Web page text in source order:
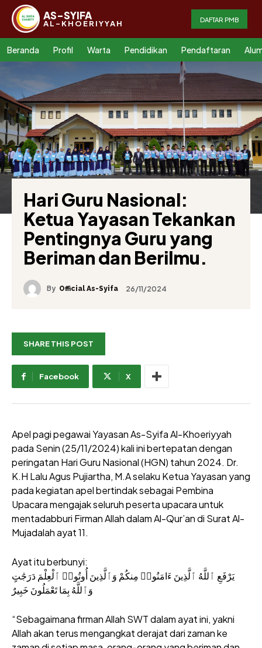
AS-SYIFA
AL-KHOERIYYAH DAFTAR PMB
Beranda Profil Warta Pendidikan Pendaftaran
Hari Guru Nasional:
Ketua Yayasan Tekankan
Pentingnya Guru yang
Beriman dan Berilmu.
By Official As-Syifa 26/11/2024
SHARE THIS POST
Facebook X
Apel pagi pegawai Yayasan As-Syifa Al-Khoeriyyah
pada Senin (25/11/2024) kali ini bertepatan dengan
peringatan Hari Guru Nasional (HGN) tahun 2024. Dr.
K.H Lalu Agus Pujiartha, M.A selaku Ketua Yayasan yang
pada kegiatan apel bertindak sebagai Pembina
Upacara mengajak seluruh peserta upacara untuk
mentadabburi Firman Allah dalam Al-Qur’an di Surat Al-
Mujadalah ayat 11.
Ayat itu berbunyi:
يَرْفَعِ ٱللَّهُ ٱلَّذِينَ ءَامَنُوا۟ مِنكُمْ وَٱلَّذِينَ أُوتُوا۟ ٱلْعِلْمَ دَرَجَٰتٍ
وَٱللَّهُ بِمَا تَعْمَلُونَ خَبِيرٌ
“Sebagaimana firman Allah SWT dalam ayat ini, yakni
Allah akan terus mengangkat derajat dari zaman ke